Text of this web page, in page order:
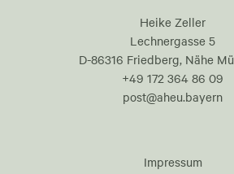
Heike Zeller
Lechnergasse 5
D-86316 Friedberg, Nähe
+49 172 364 86 09
post@aheu.bayern
Impressum